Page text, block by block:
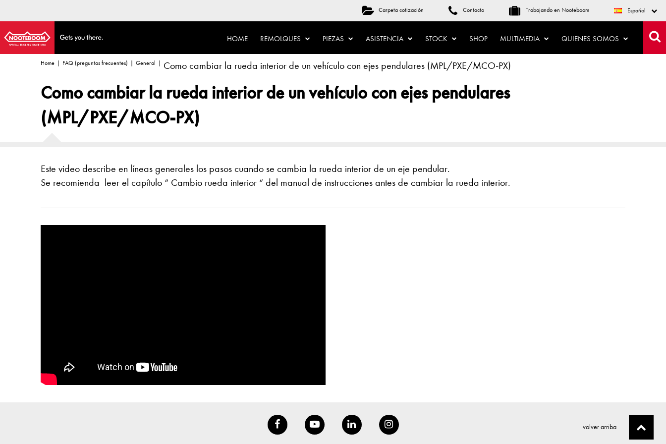
Carpeta cotización Contacto Trabajando en Nooteboom Español
HOME REMOLQUES PIEZAS ASISTENCIA STOCK SHOP MULTIMEDIA QUIENES SOMOS
Home FAQ (preguntas frecuentes) General Como cambiar la rueda interior de un vehículo con ejes pendulares (MPL/PXE/MCO-PX)
Como cambiar la rueda interior de un vehículo con ejes pendulares
(MPL/PXE/MCO-PX)
Este video describe en líneas generales los pasos cuando se cambia la rueda interior de un eje pendular.
Se recomienda leer el capítulo “ Cambio rueda interior “ del manual de instrucciones antes de cambiar la rueda interior.
volver arriba